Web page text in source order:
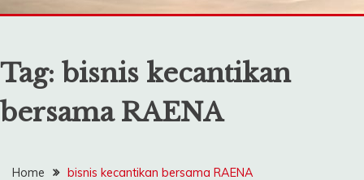
Tag: bisnis kecantikan
bersama RAENA
Home bisnis kecantikan bersama RAENA